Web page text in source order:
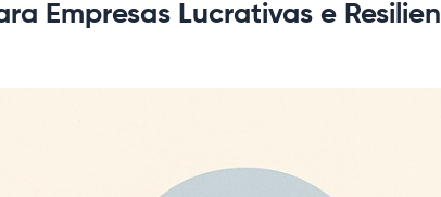
Empresas Lucrativas e